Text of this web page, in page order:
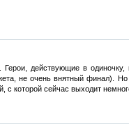
Герои, действующие в
не очень внятный финал).
с которой сейчас выходит